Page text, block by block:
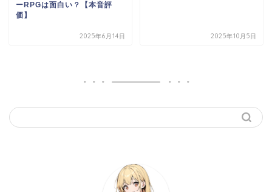
ーRPGは面白い？【本音評
価】
2025年6月14日 2025年10月5日